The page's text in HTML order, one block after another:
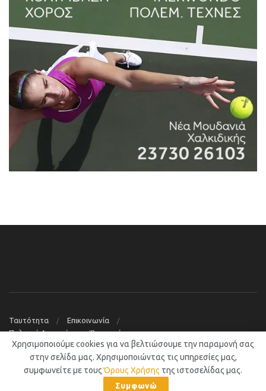
Ταυτότητα
Επικοινωνία
Πολιτική Απορρήτου – Όροι χρήσης
© 2019Νέα Μουδανιά Blog
Χρησιμοποιούμε cookies για να βελτιώσουμε την παραμονή σας
στην σελίδα μας. Χρησιμοποιώντας τις υπηρεσίες μας,
συμφωνείτε με τουςΌρους Χρήσης της ιστοσελίδας μας.
Συμφωνώ